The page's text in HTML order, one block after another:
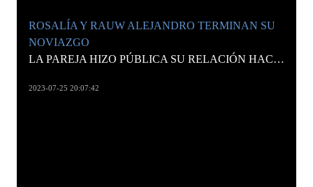
ROSALÍA Y RAUW ALEJANDRO TERMINAN SU
NOVIAZGO
LA PAREJA HIZO PÚBLICA SU RELACIÓN HACE TRES VERANOS Y ANUNCIÓ SU COMPROMISO EN MARZO, PERO AHORA ‘PEOPLE’ ANUNCIA SU RUPTURA
2023-07-25 20:07:42